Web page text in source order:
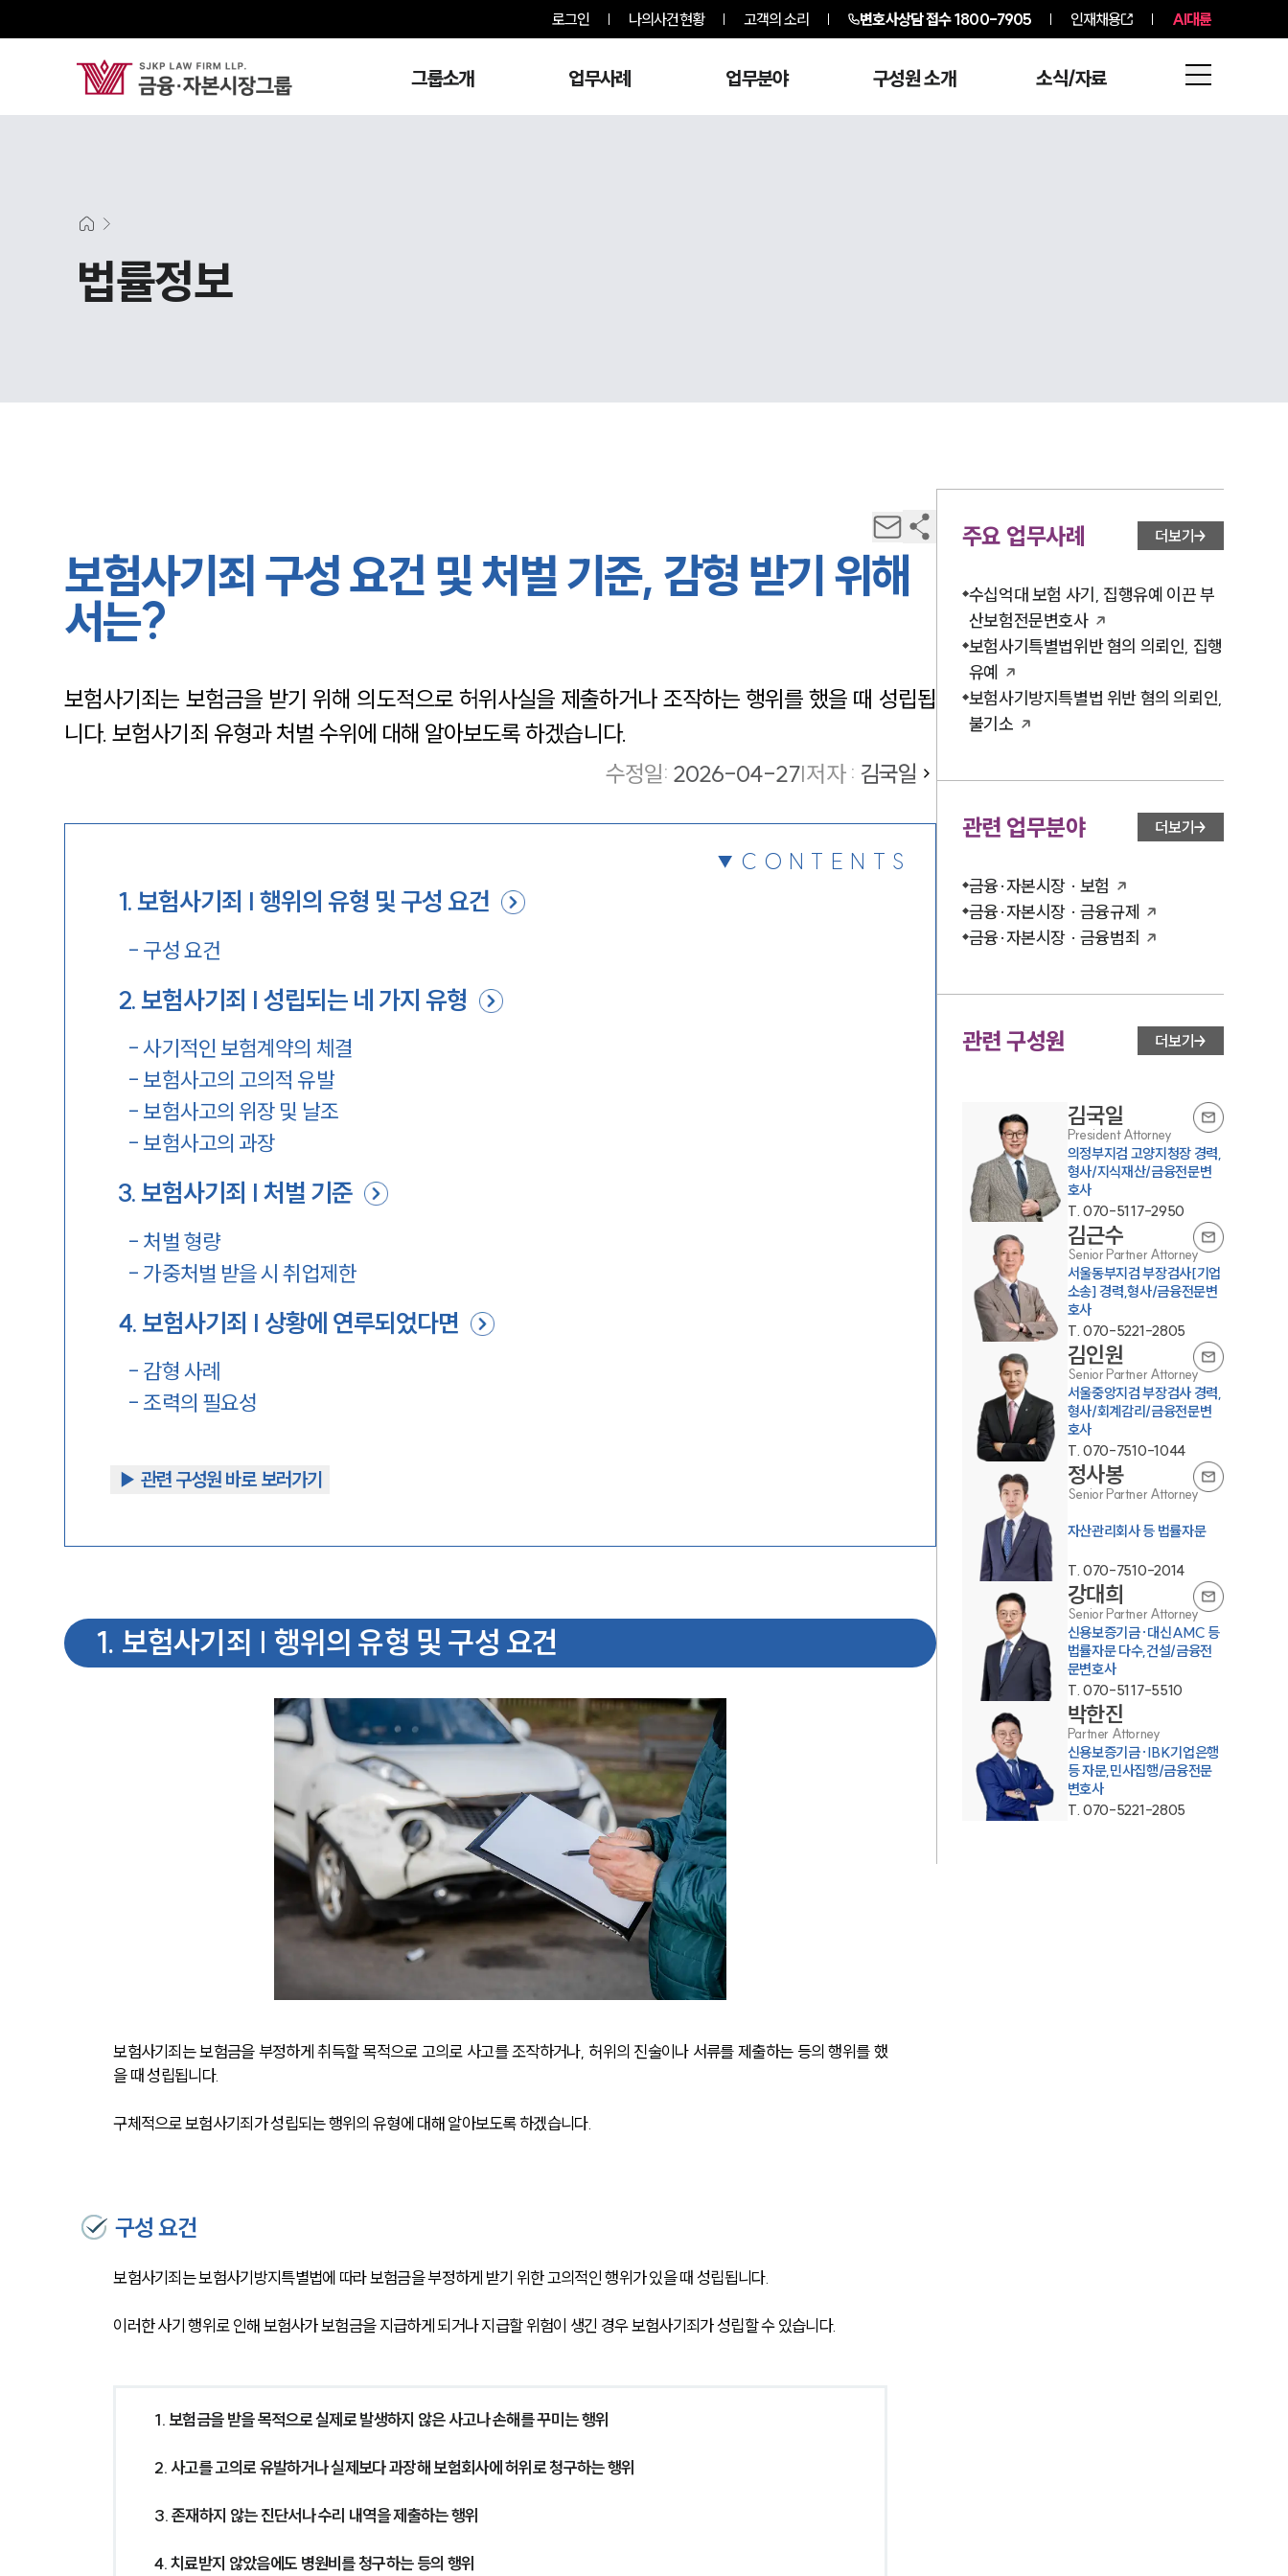
로그인 나의사건현황 고객의 소리 변호사상담 접수1800-7905 인재채용 AI대륜
그룹소개 업무사례 업무분야 구성원 소개 소식/자료
그룹소개
그룹소개
대륜의 강점
오시는 길
글로벌 파트너 로펌
고객의 소리
통합검색
AI대륜
업무사례
법률정보
보험사기죄 구성 요건 및 처벌 기준, 감형 받기 위해
서는?
보험사기죄는 보험금을 받기 위해 의도적으로 허위사실을 제출하거나 조작하는 행위를 했을 때 성립됩
니다. 보험사기죄 유형과 처벌 수위에 대해 알아보도록 하겠습니다.
수정일: 2026-04-27|저자 : 김국일
CONTENTS
1.보험사기죄 | 행위의 유형 및 구성 요건
- 구성 요건
2.보험사기죄 | 성립되는 네 가지 유형
-사기적인 보험계약의 체결
- 보험사고의 고의적 유발
- 보험사고의 위장 및 날조
- 보험사고의 과장
3.보험사기죄 | 처벌 기준
- 처벌 형량
- 가중처벌 받을 시 취업제한
4.보험사기죄 | 상황에 연루되었다면
- 감형 사례
- 조력의 필요성
▶︎ 관련 구성원 바로 보러가기
1. 보험사기죄 | 행위의 유형 및 구성 요건
보험사기죄는 보험금을 부정하게 취득할 목적으로 고의로 사고를 조작하거나, 허위의 진술이나 서류를 제출하는 등의 행위를 했
을 때 성립됩니다.
구체적으로 보험사기죄가 성립되는 행위의 유형에 대해 알아보도록 하겠습니다.
구성 요건
보험사기죄는 보험사기방지특별법에 따라 보험금을 부정하게 받기 위한 고의적인 행위가 있을 때 성립됩니다.
이러한 사기 행위로 인해 보험사가 보험금을 지급하게 되거나 지급할 위험이 생긴 경우 보험사기죄가 성립할 수 있습니다.
1. 보험금을 받을 목적으로 실제로 발생하지 않은 사고나 손해를 꾸미는 행위
2. 사고를 고의로 유발하거나 실제보다 과장해 보험회사에 허위로 청구하는 행위
3. 존재하지 않는 진단서나 수리 내역을 제출하는 행위
4. 치료받지 않았음에도 병원비를 청구하는 등의 행위
주요 업무사례 더보기
수십억대 보험 사기, 집행유예 이끈 부
산보험전문변호사
보험사기특별법위반 혐의 의뢰인, 집행
유예
보험사기방지특별법 위반 혐의 의뢰인,
불기소
관련 업무분야 더보기
금융·자본시장 · 보험
금융·자본시장 · 금융규제
금융·자본시장 · 금융범죄
관련 구성원 더보기
김국일
President Attorney
의정부지검 고양지청장 경력,
형사/지식재산/금융전문변
호사
T. 070-5117-2950
김근수
Senior Partner Attorney
서울동부지검 부장검사[기업
소송] 경력,형사/금융전문변
호사
T. 070-5221-2805
김인원
Senior Partner Attorney
서울중앙지검 부장검사 경력,
형사/회계감리/금융전문변
호사
T. 070-7510-1044
정사봉
Senior Partner Attorney
자산관리회사 등 법률자문
T. 070-7510-2014
강대희
Senior Partner Attorney
신용보증기금·대신AMC 등
법률자문 다수,건설/금융전
문변호사
T. 070-5117-5510
박한진
Partner Attorney
신용보증기금·IBK기업은행
등 자문,민사집행/금융전문
변호사
T. 070-5221-2805